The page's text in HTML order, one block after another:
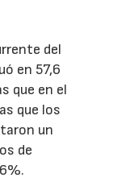
del
en 57,6
que en el
que los
un
de